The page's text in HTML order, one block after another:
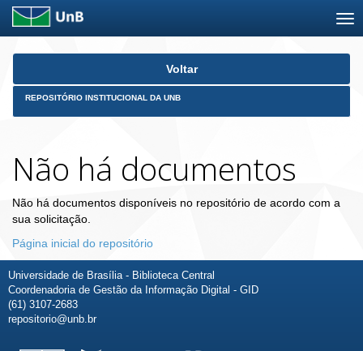
Skip
Voltar
REPOSITÓRIO INSTITUCIONAL DA UNB
Não há documentos
Não há documentos disponíveis no repositório de acordo com a
sua solicitação.
Página inicial do repositório
Universidade de Brasília - Biblioteca Central
Coordenadoria de Gestão da Informação Digital - GID
(61) 3107-2683
repositorio@unb.br